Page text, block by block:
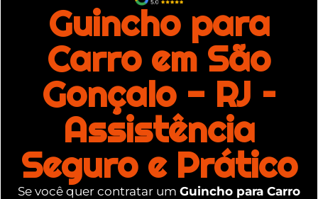
Guincho para
Carro em São
Gonçalo - RJ –
Assistência
Seguro e Prático
Se você quer contratar um Guincho para Carro